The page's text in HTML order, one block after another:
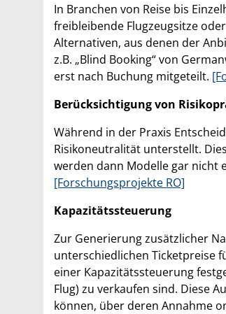
In Branchen von Reise bis
freibleibende Flugzeugsitze
Alternativen, aus denen der
z.B. „Blind Booking“ von
erst nach Buchung mitgeteilt.
Berücksichtigung von
Während in der Praxis
Risikoneutralität unterstellt.
werden dann Modelle gar nicht
[Forschungsprojekte RO]
Kapazitätssteuerung
Zur Generierung zusätzlicher
unterschiedlichen Ticketpreise
einer Kapazitätssteuerung
Flug) zu verkaufen sind. Diese
können, über deren Annahme